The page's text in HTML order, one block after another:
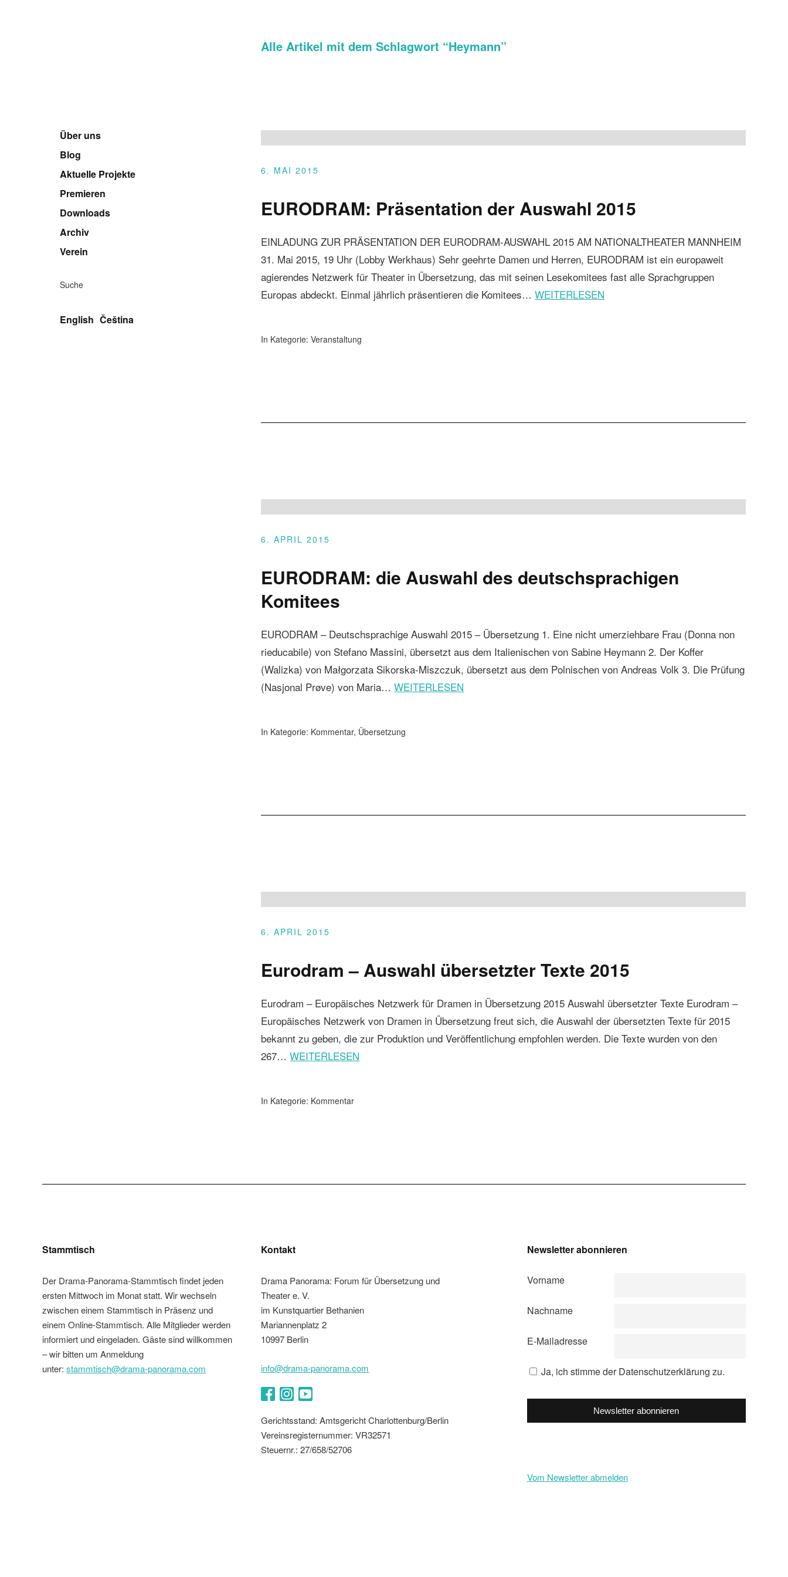
Über uns
Blog
Aktuelle Projekte
Premieren
Downloads
Archiv
Verein
Suche
English Čeština
Alle Artikel mit dem Schlagwort “Heymann”
6. MAI 2015
EURODRAM: Präsentation der Auswahl 2015
EINLADUNG ZUR PRÄSENTATION DER EURODRAM-AUSWAHL 2015 AM NATIONALTHEATER MANNHEIM
31. Mai 2015, 19 Uhr (Lobby Werkhaus) Sehr geehrte Damen und Herren, EURODRAM ist ein europaweit
agierendes Netzwerk für Theater in Übersetzung, das mit seinen Lesekomitees fast alle Sprachgruppen
Europas abdeckt. Einmal jährlich präsentieren die Komitees…WEITERLESEN
In Kategorie:Veranstaltung
6. APRIL 2015
EURODRAM: die Auswahl des deutschsprachigen
Komitees
EURODRAM – Deutschsprachige Auswahl 2015 – Übersetzung 1. Eine nicht umerziehbare Frau (Donna non
rieducabile) von Stefano Massini, übersetzt aus dem Italienischen von Sabine Heymann 2. Der Koffer
(Walizka) von Małgorzata Sikorska-Miszczuk, übersetzt aus dem Polnischen von Andreas Volk 3. Die Prüfung
(Nasjonal Prøve) von Maria…WEITERLESEN
In Kategorie: Kommentar, Übersetzung
6. APRIL 2015
Eurodram – Auswahl übersetzter Texte 2015
Eurodram – Europäisches Netzwerk für Dramen in Übersetzung 2015 Auswahl übersetzter Texte Eurodram –
Europäisches Netzwerk von Dramen in Übersetzung freut sich, die Auswahl der übersetzten Texte für 2015
bekannt zu geben, die zur Produktion und Veröffentlichung empfohlen werden. Die Texte wurden von den
267…WEITERLESEN
In Kategorie: Kommentar
Stammtisch
Der Drama-Panorama-Stammtisch findet jeden
ersten Mittwoch im Monat statt. Wir wechseln
zwischen einem Stammtisch in Präsenz und
einem Online-Stammtisch. Alle Mitglieder werden
informiert und eingeladen. Gäste sind willkommen
– wir bitten um Anmeldung
unter: stammtisch@drama-panorama.com
Kontakt
Drama Panorama: Forum für Übersetzung und
Theater e. V.
im Kunstquartier Bethanien
Mariannenplatz 2
10997 Berlin
info@drama-panorama.com
Gerichtsstand: Amtsgericht Charlottenburg/Berlin
Vereinsregisternummer: VR32571
Steuernr.: 27/658/52706
Newsletter abonnieren
Vorname
Nachname
E-Mailadresse
Ja, ich stimme der Datenschutzerklärung zu.
Newsletter abonnieren
Vom Newsletter abmelden